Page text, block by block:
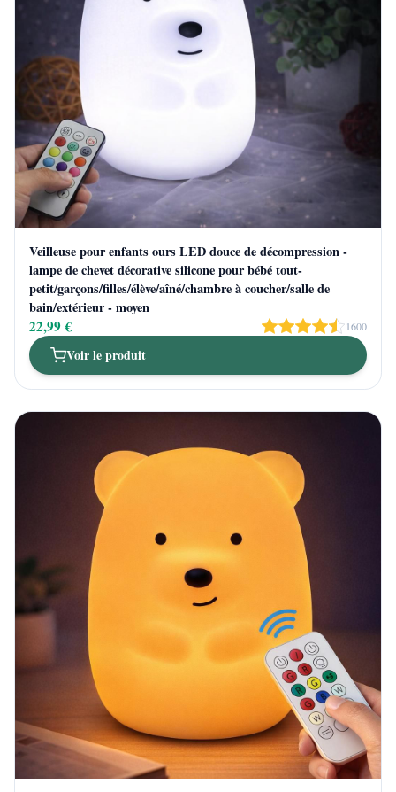
Veilleuse pour enfants ours LED douce de décompression -
lampe de chevet décorative silicone pour bébé tout-
petit/garçons/filles/élève/aîné/chambre à coucher/salle de
bain/extérieur - moyen
22,99 € 1600
Voir le produit